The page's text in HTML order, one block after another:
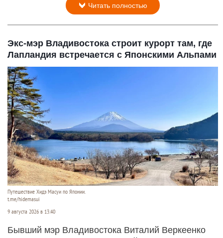
Читать полностью
Экс-мэр Владивостока строит курорт там, где
Лапландия встречается с Японскими Альпами
Путешествие Хидэ Масуи по Японии.
t.me/hidemasui
9 августа 2026 в 13:40
Бывший мэр Владивостока Виталий Веркеенко